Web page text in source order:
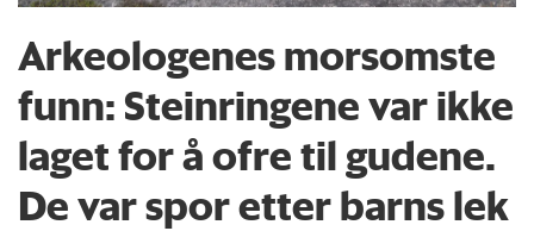
Arkeologenes morsomste
funn: Steinringene var ikke
laget for å ofre til gudene.
De var spor etter barns lek